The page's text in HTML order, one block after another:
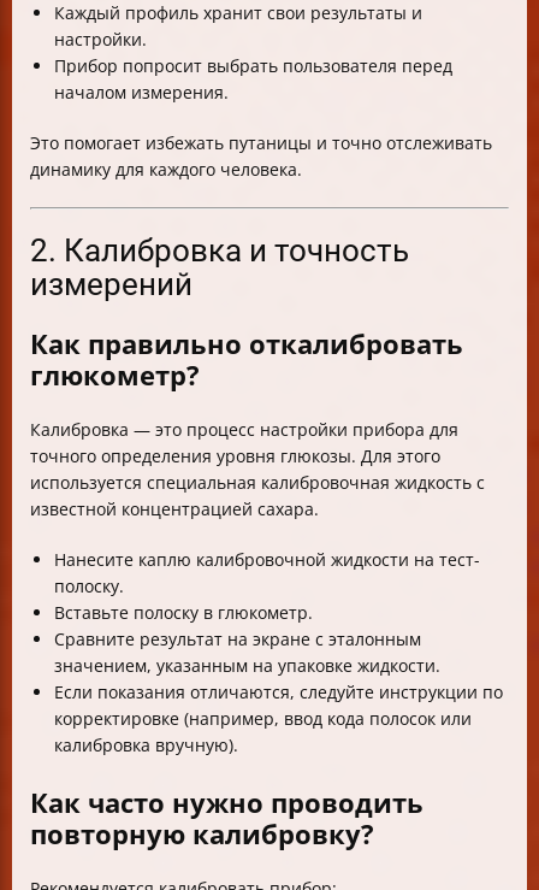
Каждый профиль хранит свои результаты и
настройки.
Прибор попросит выбрать пользователя перед
началом измерения.
Это помогает избежать путаницы и точно отслеживать
динамику для каждого человека.
2. Калибровка и точность
измерений
Как правильно откалибровать
глюкометр?
Калибровка — это процесс настройки прибора для
точного определения уровня глюкозы. Для этого
используется специальная калибровочная жидкость с
известной концентрацией сахара.
Нанесите каплю калибровочной жидкости на тест-
полоску.
Вставьте полоску в глюкометр.
Сравните результат на экране с эталонным
значением, указанным на упаковке жидкости.
Если показания отличаются, следуйте инструкции по
корректировке (например, ввод кода полосок или
калибровка вручную).
Как часто нужно проводить
повторную калибровку?